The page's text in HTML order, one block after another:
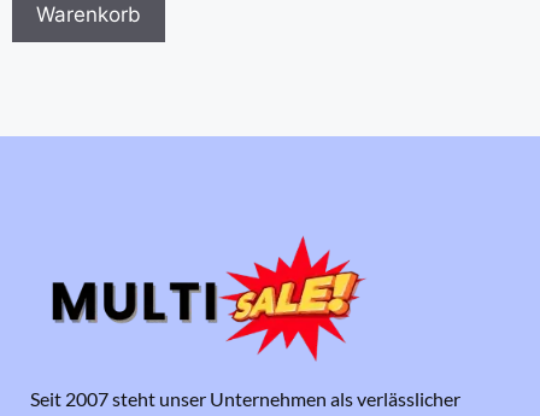
Warenkorb
Seit 2007 steht unser Unternehmen als verlässlicher